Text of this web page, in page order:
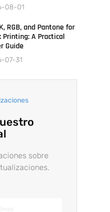
08-01
RGB, and Pantone for
Printing: A Practical
Guide
07-31
sobre